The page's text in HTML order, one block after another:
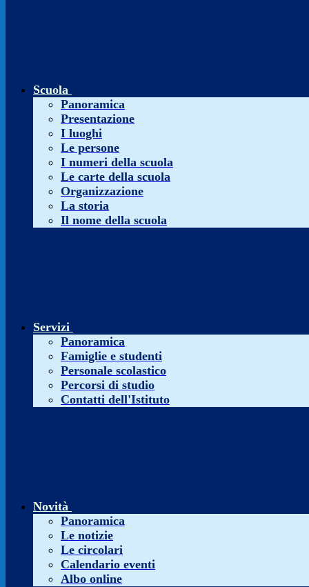
Scuola
Panoramica
Presentazione
I luoghi
Le persone
I numeri della scuola
Le carte della scuola
Organizzazione
La storia
Il nome della scuola
Servizi
Panoramica
Famiglie e studenti
Personale scolastico
Percorsi di studio
Contatti dell'Istituto
Novità
Panoramica
Le notizie
Le circolari
Calendario eventi
Albo online